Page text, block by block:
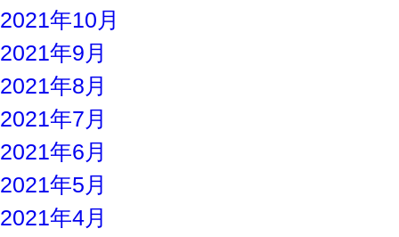
2021年10月
2021年9月
2021年8月
2021年7月
2021年6月
2021年5月
2021年4月